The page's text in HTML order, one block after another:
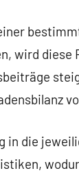
wird diese
in die